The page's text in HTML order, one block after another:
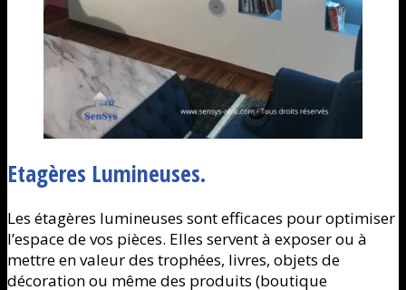
Etagères Lumineuses.
Les étagères lumineuses sont efficaces pour optimiser
l’espace de vos pièces. Elles servent à exposer ou à
mettre en valeur des trophées, livres, objets de
décoration ou même des produits (boutique